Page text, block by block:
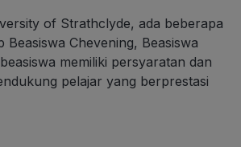
of Strathclyde, ada beberapa
Chevening, Beasiswa
memiliki persyaratan dan
pelajar yang berprestasi